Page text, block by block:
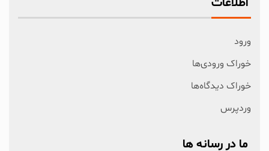
ورود
خوراک ورودی‌ها
خوراک دیدگاه‌ها
وردپرس
ما در رسانه ها